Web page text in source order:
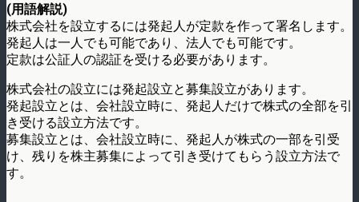
(用語解説)
株式会社を設立するには発起人が定款を作って署名します。
発起人は一人でも可能であり、法人でも可能です。
定款は公証人の認証を受ける必要があります。
株式会社の設立には発起設立と募集設立があります。
発起設立とは、会社設立時に、発起人だけで株式の全部を引
き受ける設立方法です。
募集設立とは、会社設立時に、発起人が株式の一部を引受
け、残りを株主募集によって引き受けてもらう設立方法で
す。